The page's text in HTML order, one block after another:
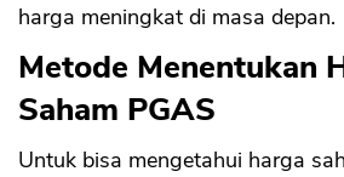
harga meningkat di masa depan.
Metode Menentukan
Saham PGAS
Untuk bisa mengetahui harga